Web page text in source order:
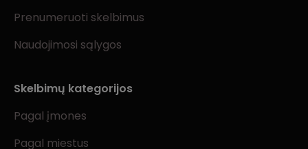
Prenumeruoti skelbimus
Naudojimosi sąlygos
Skelbimų kategorijos
Pagal įmones
Pagal miestus